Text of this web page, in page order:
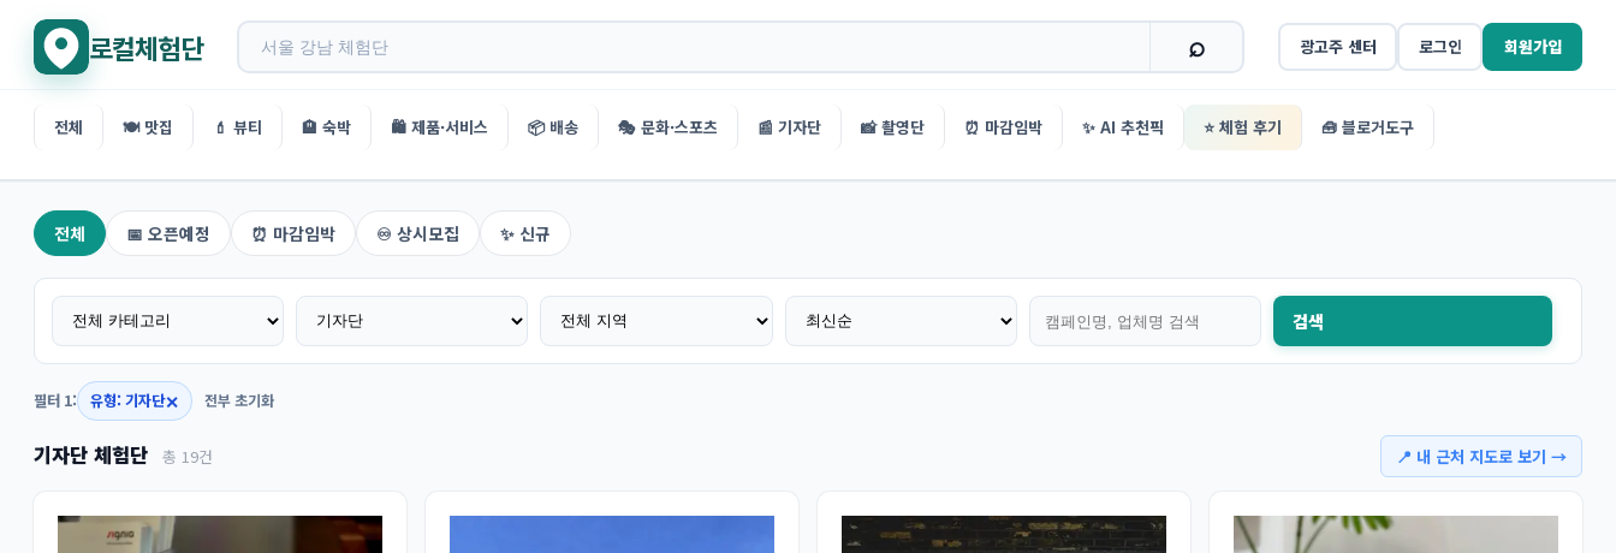
로컬체험단 광고주 센터 로그인 회원가입
전체 🍽️ 맛집 💄 뷰티 🏨 숙박 🛍️ 제품·서비스 📦 배송 🎭 문화·스포츠 📰 기자단 📸 촬영단 ⏰ 마감임박 ✨ AI 추천픽 ⭐ 체험 후기 🧰 블로거도구
지역 체험단 검색
전체 📅 오픈예정 ⏰ 마감임박 ♾️ 상시모집 ✨ 신규
검색
필터 1: 유형: 기자단✕ 전부 초기화
기자단 체험단 총 19건 📍 내 근처 지도로 보기 →